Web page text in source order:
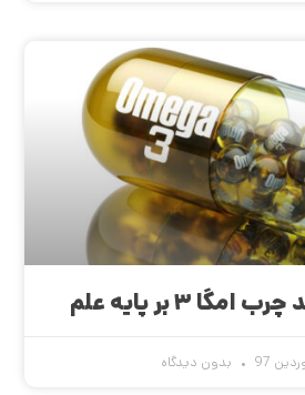
بدون دیدگاه